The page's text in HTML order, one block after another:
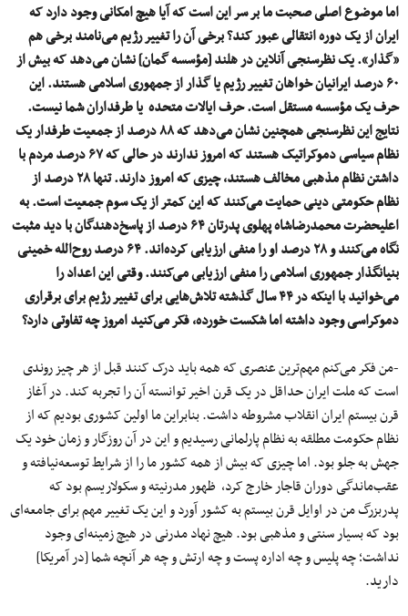
اما موضوع اصلی صحبت ما بر سر این است که آیا هیچ امکانی وجود دارد که
ایران از یک دوره انتقالی عبور کند؟ برخی آن را تغییر رژیم می‌نامند برخی هم
«گذار». یک نظرسنجی آنلاین در هلند [مؤسسه گمان] نشان می‌دهد که بیش از
۶۰ درصد ایرانیان خواهان تغییر رژیم یا گذار از جمهوری اسلامی هستند. این
حرف یک مؤسسه مستقل است. حرف ایالات متحده یا طرفداران شما نیست.
نتایج این نظرسنجی همچنین نشان می‌دهد که ۸۸ درصد از جمعیت طرفدار یک
نظام سیاسی دموکراتیک هستند که امروز ندارند در حالی که ۶۷ درصد مردم با
داشتن نظام مذهبی مخالف هستند، چیزی که امروز دارند. تنها ۲۸ درصد از
نظام حکومتی دینی حمایت می‌کنند که این کمتر از یک سوم جمعیت است. به
اعلیحضرت محمدرضاشاه پهلوی پدرتان ۶۴ درصد از پاسخ‌دهندگان با دید مثبت
نگاه می‌کنند و ۲۸ درصد او را منفی ارزیابی کرده‌اند. ۶۴ درصد روح‌الله خمینی
بنیانگذار جمهوری اسلامی را منفی ارزیابی می‌کنند. وقتی این اعداد را
می‌خوانید با اینکه در ۴۴ سال گذشته تلاش‌هایی برای تغییر رژیم برای برقراری
دموکراسی وجود داشته اما شکست خورده، فکر می‌کنید امروز چه تفاوتی دارد؟
-من فکر می‌کنم مهم‌ترین عنصری که همه باید درک کنند قبل از هر چیز روندی
است که ملت ایران حداقل در یک قرن اخیر توانسته آن را تجربه کند. در آغاز
قرن بیستم ایران انقلاب مشروطه داشت. بنابراین ما اولین کشوری بودیم که از
نظام حکومت مطلقه به نظام پارلمانی رسیدیم و این در آن روزگار و زمان خود یک
جهش به جلو بود. اما چیزی که بیش از همه کشور ما را از شرایط توسعه‌نیافته و
عقب‌ماندگی دوران قاجار خارج کرد، ظهور مدرنیته و سکولاریسم بود که
پدربزرگ من در اوایل قرن بیستم به کشور آورد و این یک تغییر مهم برای جامعه‌ای
بود که بسیار سنتی و مذهبی بود. هیچ نهاد مدرنی در هیچ زمینه‌ای وجود
نداشت؛ چه پلیس و چه اداره پست و چه ارتش و چه هر آنچه شما [در آمریکا]
دارید.